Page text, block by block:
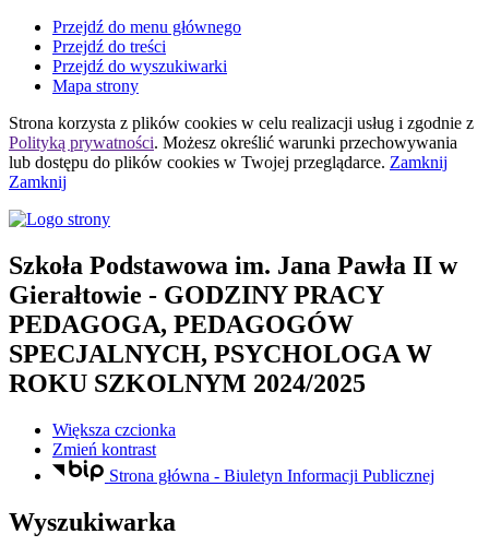
Przejdź do menu głównego
Przejdź do treści
Przejdź do wyszukiwarki
Mapa strony
Strona korzysta z plików cookies w celu realizacji usług i zgodnie z
Polityką prywatności. Możesz określić warunki przechowywania
lub dostępu do plików cookies w Twojej przeglądarce. Zamknij
Zamknij
Szkoła Podstawowa im. Jana Pawła II w
Gierałtowie - GODZINY PRACY
PEDAGOGA, PEDAGOGÓW
SPECJALNYCH, PSYCHOLOGA W
ROKU SZKOLNYM 2024/2025
Większa czcionka
Zmień kontrast
Strona główna - Biuletyn Informacji Publicznej
Wyszukiwarka